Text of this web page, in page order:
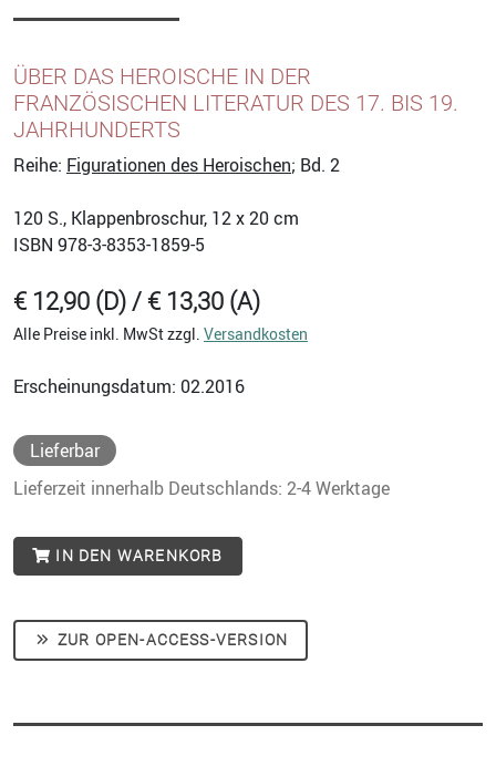
ÜBER DAS HEROISCHE IN DER
FRANZÖSISCHEN LITERATUR DES 17. BIS 19.
JAHRHUNDERTS
Reihe: Figurationen des Heroischen; Bd. 2
120 S., Klappenbroschur, 12 x 20 cm
ISBN 978-3-8353-1859-5
€ 12,90 (D) / € 13,30 (A)
Alle Preise inkl. MwSt zzgl. Versandkosten
Erscheinungsdatum: 02.2016
Lieferbar
Lieferzeit innerhalb Deutschlands: 2-4 Werktage
IN DEN WARENKORB
ZUR OPEN-ACCESS-VERSION